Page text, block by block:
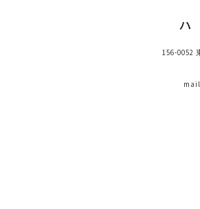
156-0052